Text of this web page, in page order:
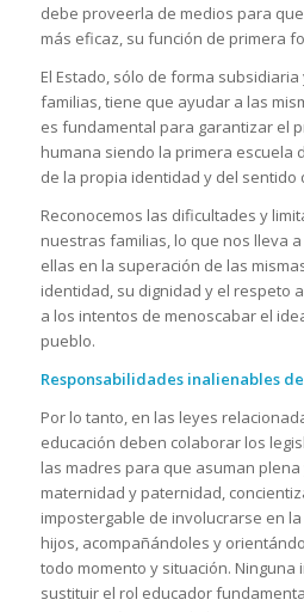
debe proveerla de medios para
más eficaz, su función de primera
El Estado, sólo de forma
familias, tiene que ayudar a las
es fundamental para garantizar el
humana siendo la primera escuela
de la propia identidad y del sentido
Reconocemos las dificultades y
nuestras familias, lo que nos lleva
ellas en la superación de las
identidad, su dignidad y el respeto
a los intentos de menoscabar el
pueblo.
Responsabilidades inalienables
Por lo tanto, en las leyes
educación deben colaborar los
las madres para que asuman
maternidad y paternidad,
impostergable de involucrarse en
hijos, acompañándoles y
todo momento y situación. Ninguna
sustituir el rol educador